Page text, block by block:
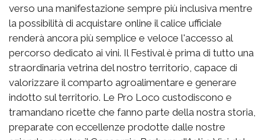
verso una manifestazione sempre più inclusiva mentre
la possibilità di acquistare online il calice ufficiale
renderà ancora più semplice e veloce l'accesso al
percorso dedicato ai vini. Il Festival è prima di tutto una
straordinaria vetrina del nostro territorio, capace di
valorizzare il comparto agroalimentare e generare
indotto sul territorio. Le Pro Loco custodiscono e
tramandano ricette che fanno parte della nostra storia,
preparate con eccellenze prodotte dalle nostre